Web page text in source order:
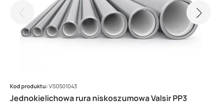
Jednokielichowa rura niskoszumowa Valsir PP3
Kod produktu: VS0501043